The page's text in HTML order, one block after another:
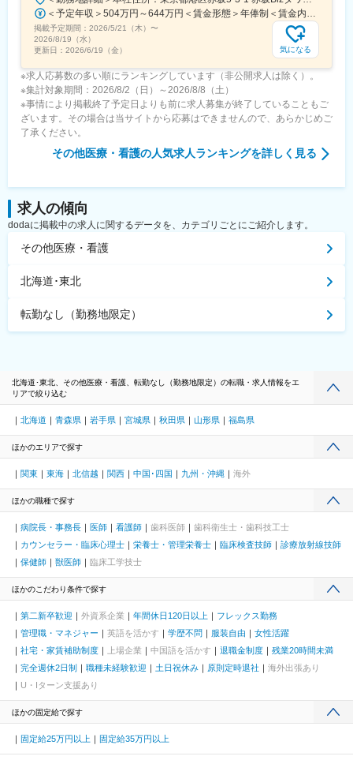
掲載予定期間： 2026/5/21（木） 〜
2026/8/19（水）
更新日： 2026/6/19（金） 気になる
※求人応募数の多い順にランキングしています（非公開求人は除く）。
※集計対象期間：2026/8/2（日）～2026/8/8（土）
※事情により掲載終了予定日よりも前に求人募集が終了していることもご
ざいます。その場合は当サイトから応募はできませんので、あらかじめご
了承ください。
その他医療・看護の人気求人ランキングを詳しく見る
求人の傾向
dodaに掲載中の求人に関するデータを、カテゴリごとにご紹介します。
その他医療・看護
北海道･東北
転勤なし（勤務地限定）
北海道･東北、その他医療・看護、転勤なし（勤務地限定）の転職・求人情報をエ
リアで絞り込む
北海道 青森県 岩手県 宮城県 秋田県 山形県 福島県
ほかのエリアで探す
関東 東海 北信越 関西 中国･四国 九州・沖縄 海外
ほかの職種で探す
病院長・事務長 医師 看護師 歯科医師
歯科衛生士・歯科技工士
カウンセラー・臨床心理士
栄養士・管理栄養士 臨床検査技師
診療放射線技師
保健師
獣医師 臨床工学技士
ほかのこだわり条件で探す
第二新卒歓迎 外資系企業 年間休日120日以上
フレックス勤務
管理職・マネジャー
英語を活かす 学歴不問 服装自由
女性活躍
社宅・家賃補助制度
上場企業 中国語を活かす 退職金制度
残業20時間未満
完全週休2日制
職種未経験歓迎 土日祝休み 原則定時退社
海外出張あり
U・Iターン支援あり
ほかの固定給で探す
固定給25万円以上 固定給35万円以上